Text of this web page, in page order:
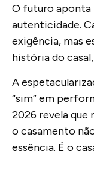
O futuro aponta
autenticidade.
exigência, mas
história do
A
“sim” em
2026 revela
o casamento
essência. É o